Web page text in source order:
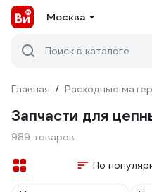
Москва
Поиск в каталоге
Главная / Расходные
Запчасти для
989 товаров
По